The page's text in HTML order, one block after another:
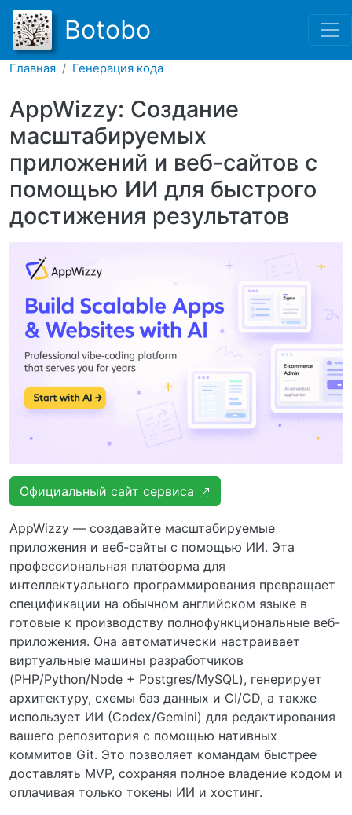
Перейти к основному
Botobo
Главная Генерация кода
AppWizzy: Создание
масштабируемых
приложений и веб-сайтов с
помощью ИИ для быстрого
достижения результатов
Официальный сайт сервиса
AppWizzy — создавайте масштабируемые
приложения и веб-сайты с помощью ИИ. Эта
профессиональная платформа для
интеллектуального программирования превращает
спецификации на обычном английском языке в
готовые к производству полнофункциональные веб-
приложения. Она автоматически настраивает
виртуальные машины разработчиков
(PHP/Python/Node + Postgres/MySQL), генерирует
архитектуру, схемы баз данных и CI/CD, а также
использует ИИ (Codex/Gemini) для редактирования
вашего репозитория с помощью нативных
коммитов Git. Это позволяет командам быстрее
доставлять MVP, сохраняя полное владение кодом и
оплачивая только токены ИИ и хостинг.